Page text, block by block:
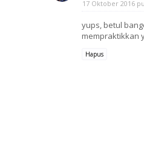
17 Oktober 2016
yups, betul
mempraktikkan
Hapus